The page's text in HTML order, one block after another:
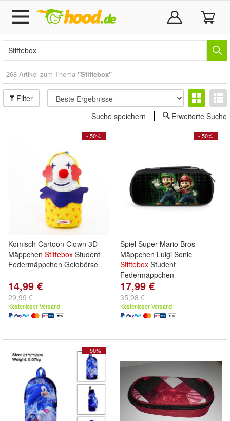
268 Artikel zum Thema "Stiftebox"
Filter
Suche speichern
Erweiterte Suche
- 50%
Komisch Cartoon Clown 3D
Mäppchen Stiftebox Student
Federmäppchen Geldbörse
14,99 €
29,99 €
Kostenloser Versand
- 50%
Spiel Super Mario Bros
Mäppchen Luigi Sonic
Stiftebox Student
Federmäppchen
17,99 €
35,98 €
Kostenloser Versand
- 50%